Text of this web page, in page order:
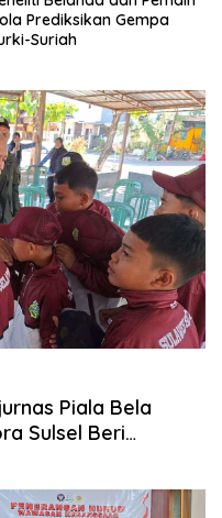
Prediksikan Gempa
Suriah
Piala Bela
Sulsel Beri